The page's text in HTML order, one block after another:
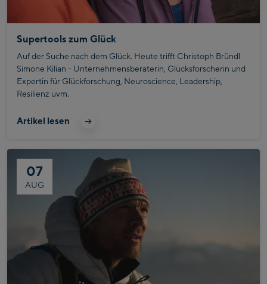
Supertools zum Glück
Auf der Suche nach dem Glück. Heute trifft Christoph Bründl
Simone Kilian - Unternehmensberaterin, Glücksforscherin und
Expertin für Glückforschung, Neuroscience, Leadership,
Resilienz uvm.
Artikel lesen
07
AUG